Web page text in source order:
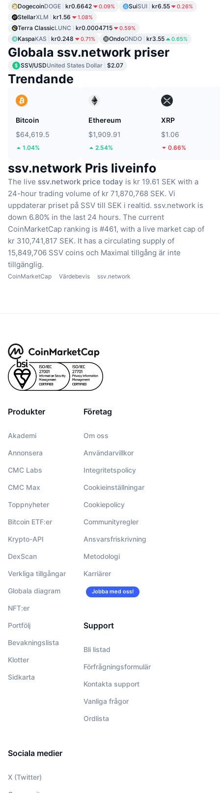
DogecoinDOGE kr0.6642 0.09% SuiSUI kr6.55 0.26%
StellarXLM kr1.56 1.08%
Terra ClassicLUNC kr0.0004715 0.59%
KaspaKAS kr0.248 0.71% OndoONDO kr3.55 0.65%
Globala ssv.network priser
SSV/USDUnited States Dollar $2.07
Trendande
Bitcoin
$64,619.5
1.04%
Ethereum
$1,909.91
2.54%
XRP
$1.06
0.66%
ssv.network Pris liveinfo
The live ssv.network price today is kr 19.61 SEK with a
24-hour trading volume of kr 71,870,768 SEK. Vi
uppdaterar priset på SSV till SEK i realtid. ssv.network is
down 6.80% in the last 24 hours. The current
CoinMarketCap ranking is #461, with a live market cap of
kr 310,741,817 SEK. It has a circulating supply of
15,849,706 SSV coins och Maximal tillgång är inte
tillgänglig.
CoinMarketCap Värdebevis ssv.network
Produkter
Akademi
Annonsera
CMC Labs
CMC Max
Toppnyheter
Bitcoin ETF:er
Krypto-API
DexScan
Verkliga tillgångar
Globala diagram
NFT:er
Portfölj
Bevakningslista
Klotter
Sidkarta
Företag
Om oss
Användarvillkor
Integritetspolicy
Cookieinställningar
Cookiepolicy
Communityregler
Ansvarsfriskrivning
Metodologi
Karriärer
Jobba med oss!
Support
Bli listad
Förfrågningsformulär
Kontakta support
Vanliga frågor
Ordlista
Sociala medier
X (Twitter)